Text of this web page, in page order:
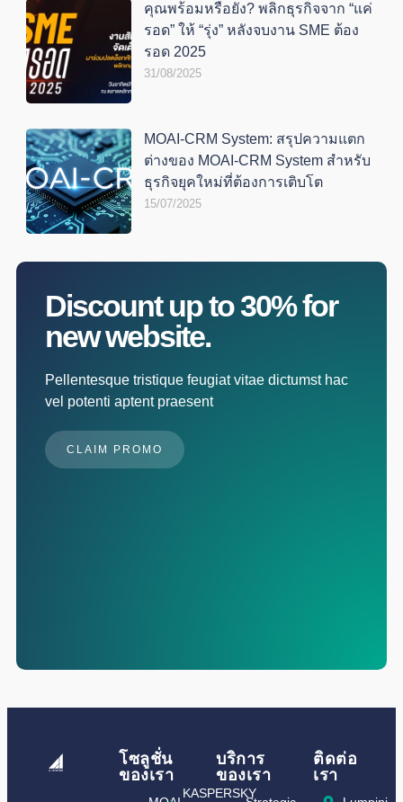
คุณพร้อมหรือยัง? พลิกธุรกิจจาก “แค่
รอด” ให้ “รุ่ง” หลังจบงาน SME ต้อง
รอด 2025
31/08/2025
MOAI-CRM System: สรุปความแตก
ต่างของ MOAI-CRM System สำหรับ
ธุรกิจยุคใหม่ที่ต้องการเติบโต
15/07/2025
Discount up to 30% for
new website.
Pellentesque tristique feugiat vitae dictumst hac
vel potenti aptent praesent
CLAIM PROMO
โซลูชั่น
ของเรา
KASPERSKY
บริการ
ของเรา
ติดต่อ
เรา